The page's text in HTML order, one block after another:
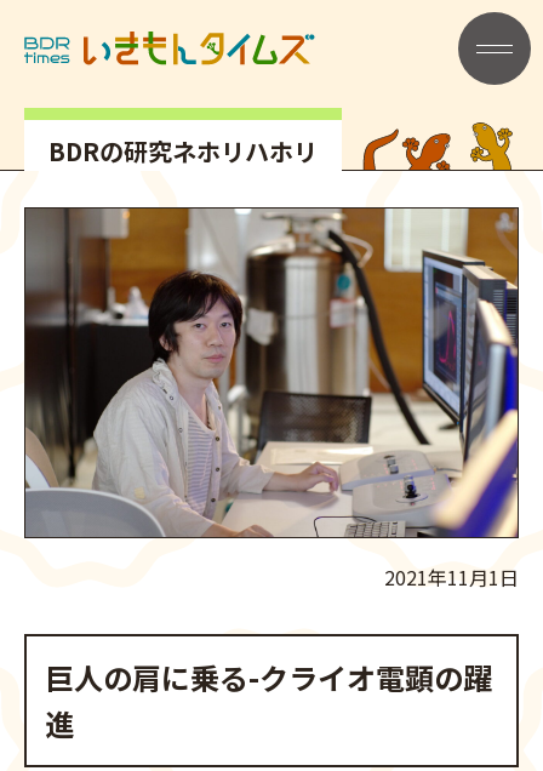
メニュー
BDRの研究ネホリハホリ
2021年11月1日
巨人の肩に乗る-クライオ電顕の躍
進